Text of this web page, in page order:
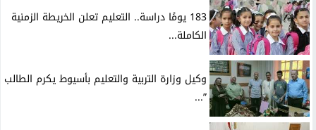
183 يومًا دراسة.. التعليم تعلن الخريطة الزمنية
الكاملة...
وكيل وزارة التربية والتعليم بأسيوط يكرم الطالب
”...